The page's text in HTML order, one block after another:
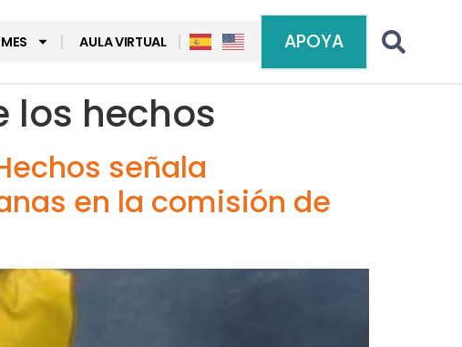
AULA VIRTUAL APOYA
los hechos
señala
en la comisión de